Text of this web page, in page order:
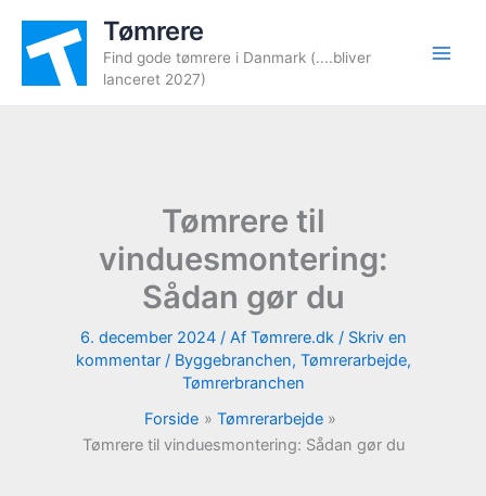
indholdet
Tømrere
Find gode tømrere i Danmark (....bliver
lanceret 2027)
Tømrere til
vinduesmontering:
Sådan gør du
6. december 2024 / Af Tømrere.dk / Skriv en
kommentar / Byggebranchen, Tømrerarbejde,
Tømrerbranchen
Forside
Tømrerarbejde
Tømrere til vinduesmontering: Sådan gør du